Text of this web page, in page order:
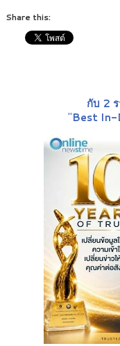
Share this:
กับ 2 ร
"Best